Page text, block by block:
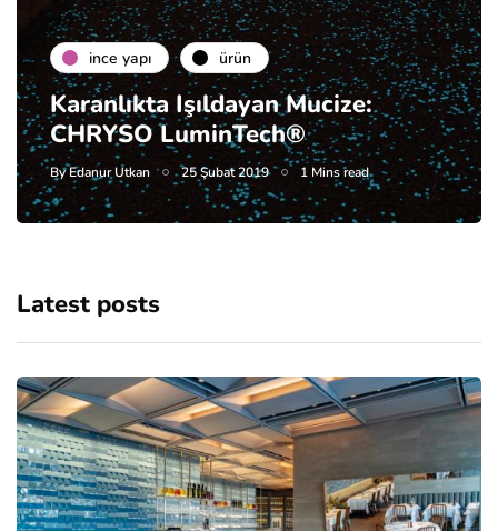
i̇nce yapı ürün
Karanlıkta Işıldayan Mucize:
CHRYSO LuminTech®
ByEdanur Utkan 25 Şubat 2019 1 Mins read
Latest posts